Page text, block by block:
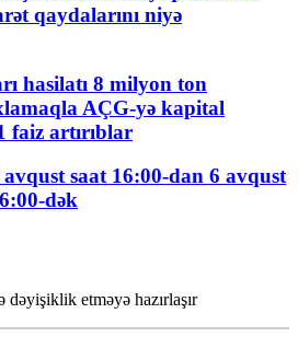
qaydalarını niyə
hasilatı 8 milyon ton
AÇG-yə kapital
faiz artırıblar
saat 16:00-dan 6 avqust
dək
dəyişiklik etməyə hazırlaşır